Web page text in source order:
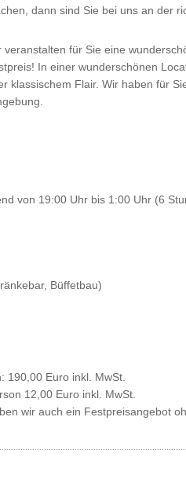
dann sind Sie bei uns an der
veranstalten für Sie eine
In einer wunderschönen
klassischem Flair. Wir haben für
von 19:00 Uhr bis 1:00 Uhr (6
Büffetbau)
190,00 Euro inkl. MwSt.
12,00 Euro inkl. MwSt.
wir auch ein Festpreisangebot